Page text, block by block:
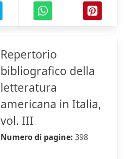
Repertorio
bibliografico della
letteratura
americana in Italia,
vol. III
Numero di pagine: 398